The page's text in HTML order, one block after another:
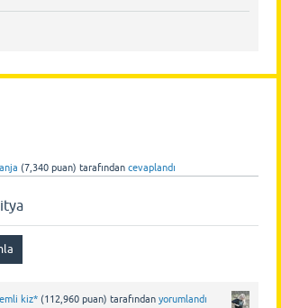
(7,340 puan) tarafından cevaplandı
kiz* (112,960 puan) tarafından yorumlandı